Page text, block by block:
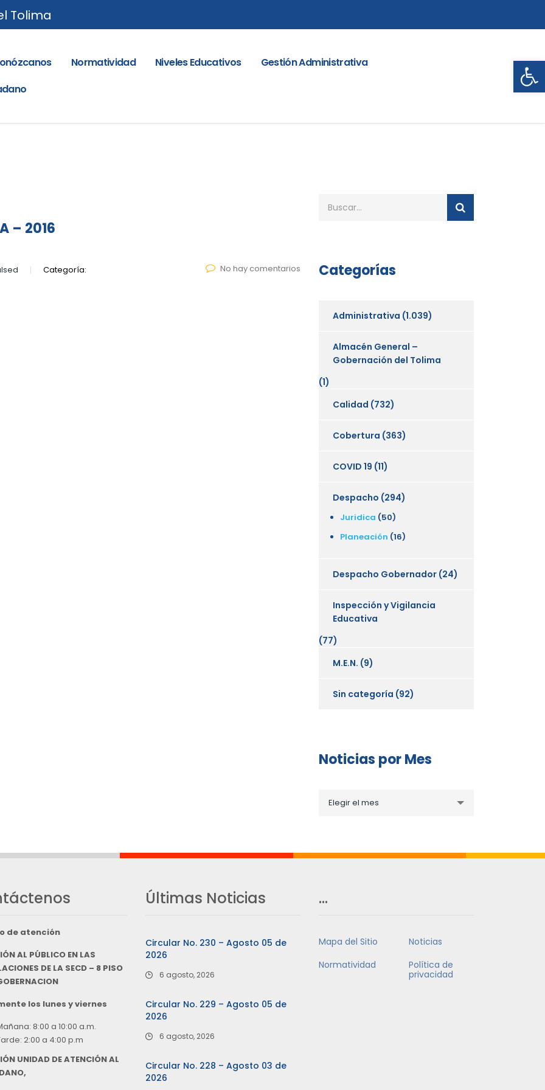
Tolima
Normatividad Niveles Educativos
Gestión Administrativa
– 2016
Categoría: No hay comentarios Categorías
Administrativa (1.039)
Almacén General –
Gobernación del Tolima
(1)
Calidad (732)
Cobertura (363)
COVID 19 (11)
Despacho (294)
Juridica (50)
Planeación (16)
Despacho Gobernador (24)
Inspección y Vigilancia
Educativa
(77)
M.E.N. (9)
Sin categoría (92)
Noticias por Mes
porElegir el mes
de atención
AL PÚBLICO EN LAS
DE LA SECD – 8 PISO
los lunes y viernes
8:00 a 10:00 a.m.
2:00 a 4:00 p.m
UNIDAD DE ATENCIÓN AL
Últimas Noticias
Circular No. 230 – Agosto 05 de
2026
6 agosto, 2026
Circular No. 229 – Agosto 05 de
2026
6 agosto, 2026
Circular No. 228 – Agosto 03 de
2026
…
Mapa del Sitio
Noticias
Normatividad
Política de
privacidad